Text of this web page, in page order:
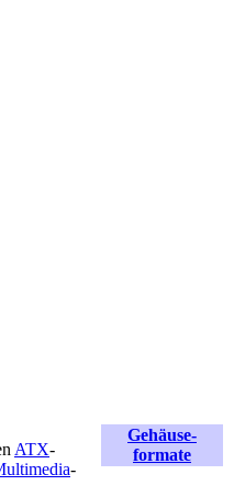
Gehäuse-
formate
ATX-
-